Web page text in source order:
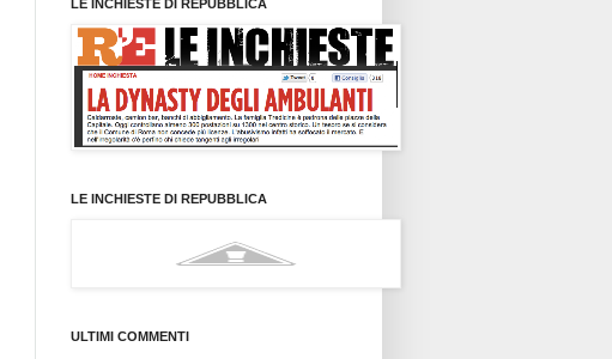
LE INCHIESTE DI REPUBBLICA
LE INCHIESTE DI REPUBBLICA
ULTIMI COMMENTI